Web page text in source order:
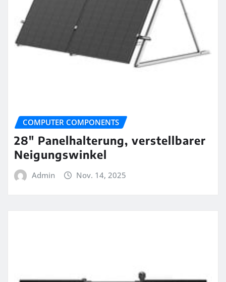
COMPUTER COMPONENTS
28″ Panelhalterung, verstellbarer
Neigungswinkel
Admin Nov. 14, 2025